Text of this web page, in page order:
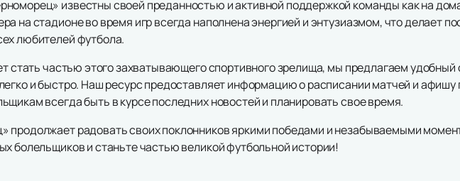
известны своей преданностью и активной поддержкой команды как на
на стадионе во время игр всегда наполнена энергией и энтузиазмом, что делает
любителей футбола.
стать частью этого захватывающего спортивного зрелища, мы предлагаем удобный
и быстро. Наш ресурс предоставляет информацию о расписании матчей и
всегда быть в курсе последних новостей и планировать свое время.
продолжает радовать своих поклонников яркими победами и незабываемыми
болельщиков и станьте частью великой футбольной истории!